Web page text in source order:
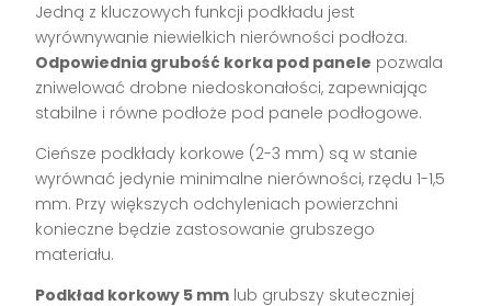
Jedną z kluczowych funkcji podkładu jest
wyrównywanie niewielkich nierówności podłoża.
Odpowiednia grubość korka pod panele pozwala
zniwelować drobne niedoskonałości, zapewniając
stabilne i równe podłoże pod panele podłogowe.
Cieńsze podkłady korkowe (2-3 mm) są w stanie
wyrównać jedynie minimalne nierówności, rzędu 1-1,5
mm. Przy większych odchyleniach powierzchni
konieczne będzie zastosowanie grubszego
materiału.
Podkład korkowy 5 mm lub grubszy skuteczniej